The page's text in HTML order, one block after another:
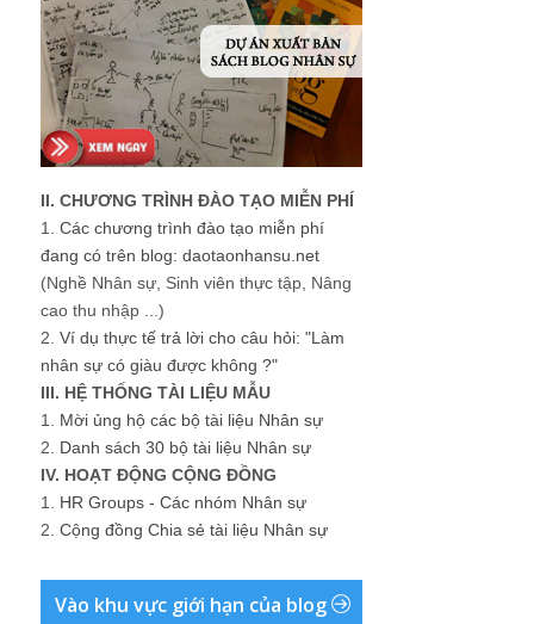
II. CHƯƠNG TRÌNH ĐÀO TẠO MIỄN PHÍ
1. Các chương trình đào tạo miễn phí
đang có trên blog: daotaonhansu.net
(Nghề Nhân sự, Sinh viên thực tập, Nâng
cao thu nhập ...)
2. Ví dụ thực tế trả lời cho câu hỏi: "Làm
nhân sự có giàu được không ?"
III. HỆ THỐNG TÀI LIỆU MẪU
1. Mời ủng hộ các bộ tài liệu Nhân sự
2. Danh sách 30 bộ tài liệu Nhân sự
IV. HOẠT ĐỘNG CỘNG ĐỒNG
1. HR Groups - Các nhóm Nhân sự
2. Cộng đồng Chia sẻ tài liệu Nhân sự
Vào khu vực giới hạn của blog